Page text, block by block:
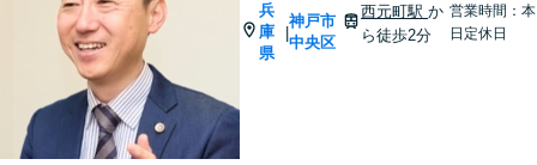
兵
庫
県
|
神戸市
中央区
西元町駅か
ら徒歩2分
営業時間：本
日定休日